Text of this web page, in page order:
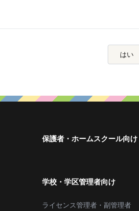
はい
保護者・ホームスクール向け
学校・学区管理者向け
ライセンス管理者・副管理者